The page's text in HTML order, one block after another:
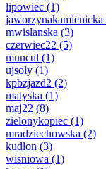
lipowiec (1)
jaworzynakamienicka
mwislanska (3)
czerwiec22 (5)
muncul (1)
ujsoly (1)
kpbzjazd2 (2)
matyska (1)
maj22 (8)
zielonykopiec (1)
mradziechowska (2)
kudlon (3)
wisniowa (1)